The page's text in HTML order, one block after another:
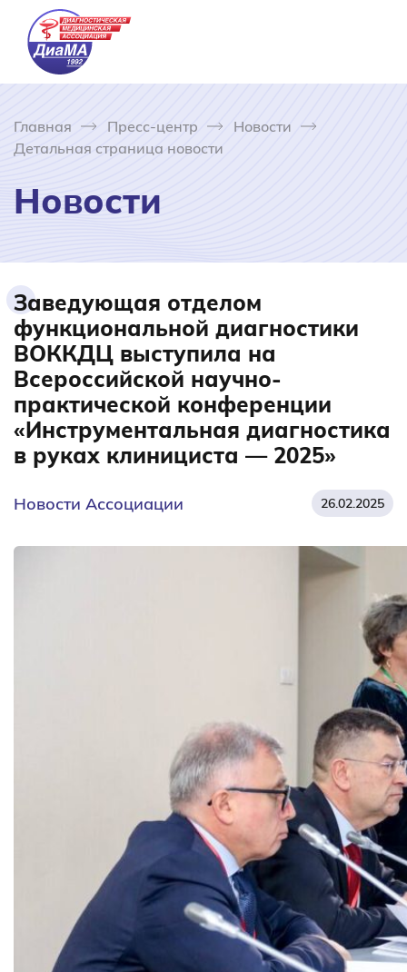
Главная Пресс-центр
Новости
Детальная страница новости
Новости
Заведующая отделом
функциональной диагностики
ВОККДЦ выступила на
Всероссийской научно-
практической конференции
«Инструментальная диагностика
в руках клинициста — 2025»
Новости Ассоциации 26.02.2025